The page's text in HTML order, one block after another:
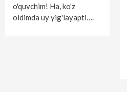
o'quvchim! Ha, ko'z
oldimda uy yig'layapti….